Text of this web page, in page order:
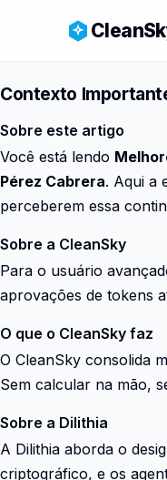
Contexto
Sobre este artigo
Você está lendo
Pérez Cabrera. Aqui a
perceberem essa
Sobre a CleanSky
Para o usuário
aprovações de tokens
O que o CleanSky faz
O CleanSky consolida
Sem calcular na mão,
Sobre a Dilithia
A Dilithia aborda o
criptográfico, e os